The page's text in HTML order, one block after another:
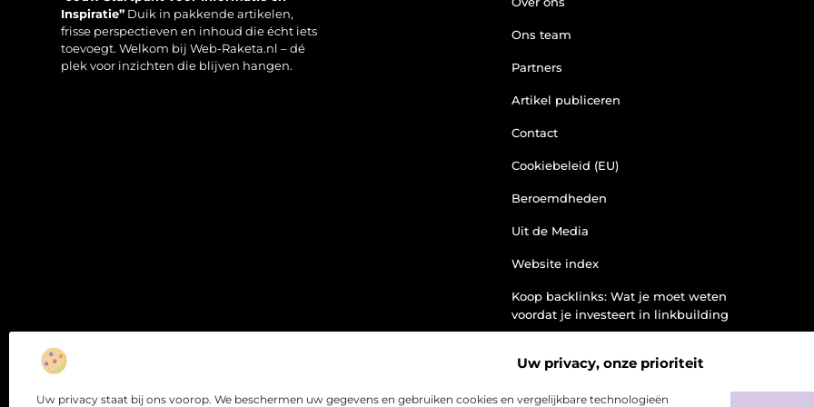
Uw privacy, onze prioriteit
Uw privacy staat bij ons voorop. We beschermen uw gegevens en gebruiken cookies en vergelijkbare technologieën
Inspiratie” Duik in pakkende artikelen,
frisse perspectieven en inhoud die écht iets
toevoegt. Welkom bij Web-Raketa.nl – dé
plek voor inzichten die blijven hangen.
Ons team
Partners
Artikel publiceren
Contact
Cookiebeleid (EU)
Beroemdheden
Uit de Media
Website index
Koop backlinks: Wat je moet weten
voordat je investeert in linkbuilding
jouw weg naar online inkomsten